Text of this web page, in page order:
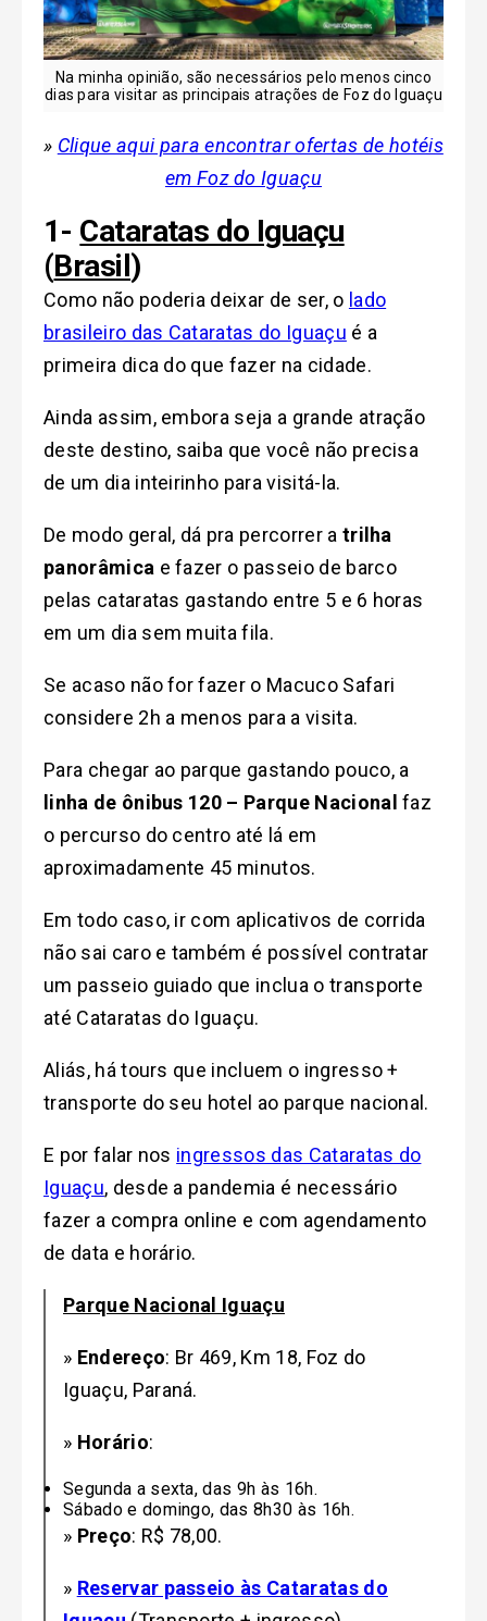
Na minha opinião, são necessários pelo menos cinco
dias para visitar as principais atrações de Foz do Iguaçu
» Clique aqui para encontrar ofertas de hotéis
em Foz do Iguaçu
1- Cataratas do Iguaçu
(Brasil )
Como não poderia deixar de ser, o lado
brasileiro das Cataratas do Iguaçu é a
primeira dica do que fazer na cidade.
Ainda assim, embora seja a grande atração
deste destino, saiba que você não precisa
de um dia inteirinho para visitá-la.
De modo geral, dá pra percorrer a trilha
panorâmica e fazer o passeio de barco
pelas cataratas gastando entre 5 e 6 horas
em um dia sem muita fila.
Se acaso não for fazer o Macuco Safari
considere 2h a menos para a visita.
Para chegar ao parque gastando pouco, a
linha de ônibus 120 – Parque Nacional faz
o percurso do centro até lá em
aproximadamente 45 minutos.
Em todo caso, ir com aplicativos de corrida
não sai caro e também é possível contratar
um passeio guiado que inclua o transporte
até Cataratas do Iguaçu.
Aliás, há tours que incluem o ingresso +
transporte do seu hotel ao parque nacional.
E por falar nos ingressos das Cataratas do
Iguaçu, desde a pandemia é necessário
fazer a compra online e com agendamento
de data e horário.
Parque Nacional Iguaçu
» Endereço: Br 469, Km 18, Foz do
Iguaçu, Paraná.
» Horário:
Segunda a sexta, das 9h às 16h.
Sábado e domingo, das 8h30 às 16h.
» Preço: R$ 78,00.
» Reservar passeio às Cataratas do